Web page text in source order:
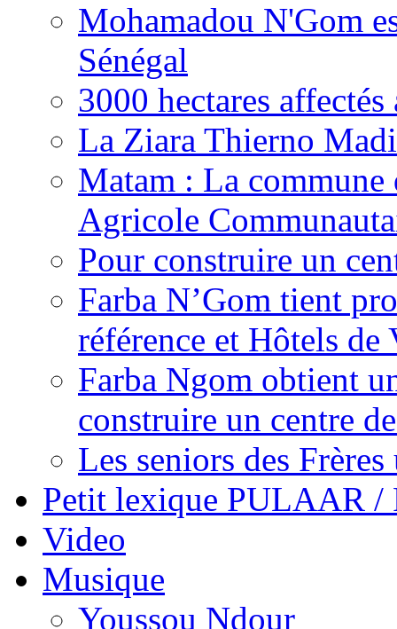
Mohamadou N'Gom
Sénégal
3000 hectares
La Ziara Thierno
Matam : La
Agricole
Pour construire un
Farba N’Gom tient
référence et Hôtels
Farba Ngom obtient
construire un centre
Les seniors des Frères
Petit lexique PULAAR
Video
Musique
Youssou Ndour